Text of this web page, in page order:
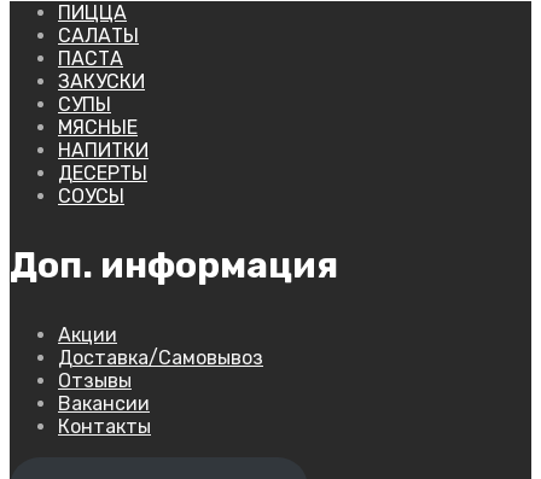
ПИЦЦА
САЛАТЫ
ПАСТА
ЗАКУСКИ
СУПЫ
МЯСНЫЕ
НАПИТКИ
ДЕСЕРТЫ
СОУСЫ
Доп. информация
Акции
Доставка/Самовывоз
Отзывы
Вакансии
Контакты